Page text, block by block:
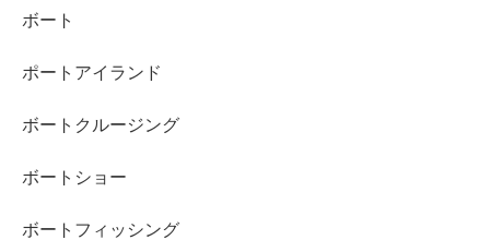
ボート
ポートアイランド
ボートクルージング
ボートショー
ボートフィッシング